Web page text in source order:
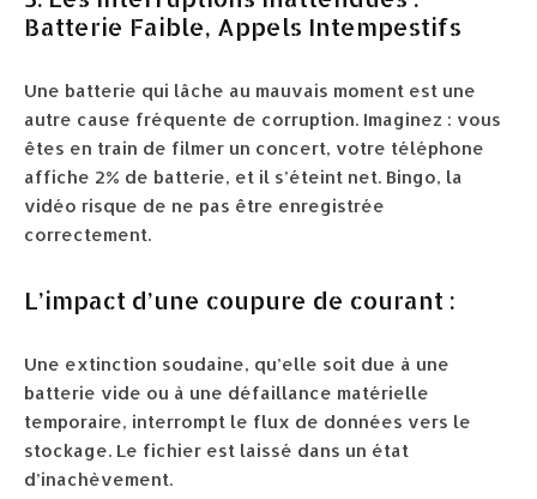
Batterie Faible, Appels Intempestifs
Une batterie qui lâche au mauvais moment est une
autre cause fréquente de corruption. Imaginez : vous
êtes en train de filmer un concert, votre téléphone
affiche 2% de batterie, et il s’éteint net. Bingo, la
vidéo risque de ne pas être enregistrée
correctement.
L’impact d’une coupure de courant :
Une extinction soudaine, qu’elle soit due à une
batterie vide ou à une défaillance matérielle
temporaire, interrompt le flux de données vers le
stockage. Le fichier est laissé dans un état
d’inachèvement.